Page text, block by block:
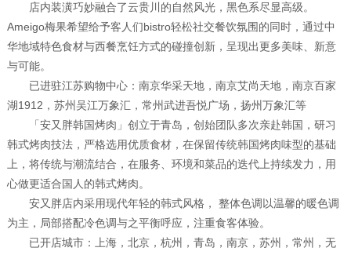
店内装潢巧妙融合了云贵川的自然风光，黑色系尽显高级。
Ameigo梅果希望给予客人们bistro轻松社交餐饮氛围的同时，通过中
华地域特色食材与西餐烹饪方式的碰撞创新，呈现出更多美味、新意
与可能。
已进驻江苏购物中心：南京华采天地，南京艾尚天地，南京百家
湖1912，苏州吴江万象汇，常州武进吾悦广场，扬州万象汇等
「安又胖韩国烤肉」创立于青岛，创始团队多次亲赴韩国，研习
韩式烤肉技法，严格选用优质食材，在保留传统韩国烤肉味型的基础
上，将传统与潮流结合，在服务、环境和菜品的迭代上持续发力，用
心做更适合国人的韩式烤肉。
安又胖店内采用现代年轻的韩式风格， 整体色调以温馨的暖色调
为主，局部搭配冷色调与之平衡呼应，注重食客体验。
已开店城市：上海，北京，杭州，青岛，南京，苏州，常州，无